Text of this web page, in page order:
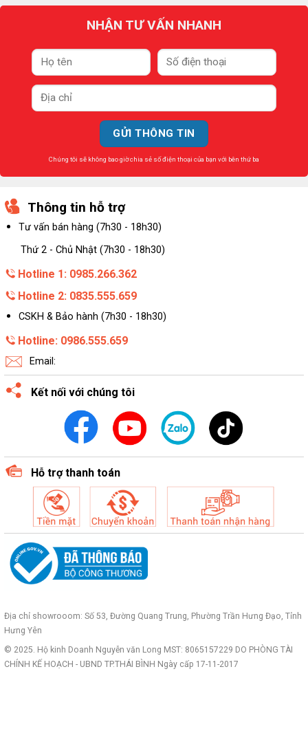
NHẬN TƯ VẤN NHANH
Chúng tôi sẽ không bao giờ chia sẻ số điện thoại của bạn với bên thứ ba
Thông tin hỗ trợ
Tư vấn bán hàng (7h30 - 18h30)
Thứ 2 - Chủ Nhật (7h30 - 18h30)
Hotline 1: 0985.266.362
Hotline 2: 0835.555.659
CSKH & Bảo hành (7h30 - 18h30)
Hotline: 0986.555.659
Email:
Kết nối với chúng tôi
Hỗ trợ thanh toán
Địa chỉ showrooom: Số 53, Đường Quang Trung, Phường Trần Hưng Đạo, Tỉnh
Hưng Yên
© 2025. Hộ kinh Doanh Nguyễn văn Long MST: 8065157229 DO PHÒNG TÀI
CHÍNH KẾ HOẠCH - UBND TP.THÁI BÌNH Ngày cấp 17-11-2017